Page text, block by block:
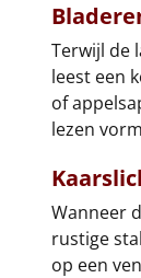
Terwijl de
leest een
of
lezen
Wanneer
rustige
op een